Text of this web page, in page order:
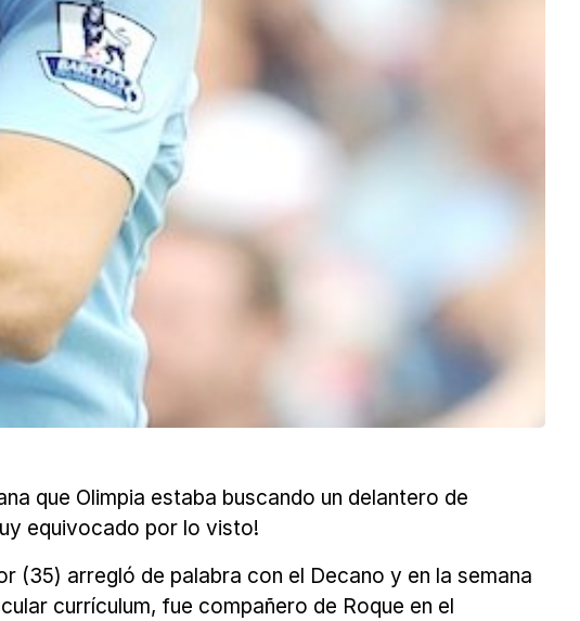
que Olimpia estaba buscando un delantero de
equivocado por lo visto!
(35) arregló de palabra con el Decano y en la semana
currículum, fue compañero de Roque en el